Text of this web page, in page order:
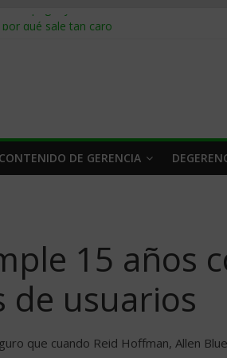
pagar y cobrar en 2026
de suministro: qué hacer
segmentarlo y venderle
CONTENIDO DE GERENCIA
15 años
de usuarios
que cuando Reid Hoffman, Allen